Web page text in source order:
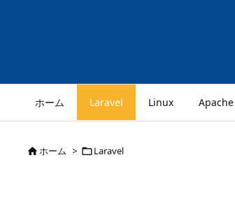
ホーム Laravel Linux
ホーム > Laravel